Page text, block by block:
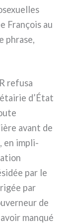
François au
phra­se,
refu­sa
d’État
avant de
en impli­
par le
par
de
man­qué